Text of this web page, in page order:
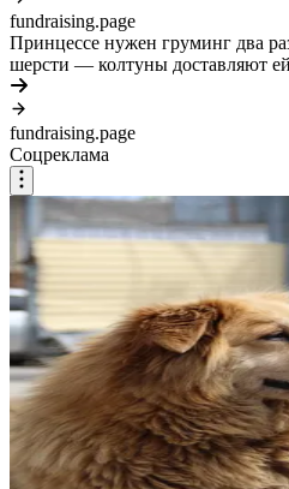
fundraising.page
Принцессе нужен груминг два
шерсти — колтуны доставляют
fundraising.page
Соцреклама